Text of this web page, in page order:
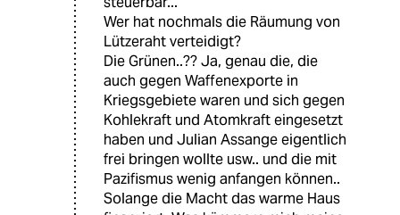
Wer hat nochmals die Räumung von
Lützeraht verteidigt?
Die Grünen..?? Ja, genau die, die
auch gegen Waffenexporte in
Kriegsgebiete waren und sich gegen
Kohlekraft und Atomkraft eingesetzt
haben und Julian Assange eigentlich
frei bringen wollte usw.. und die mit
Pazifismus wenig anfangen können..
Solange die Macht das warme Haus